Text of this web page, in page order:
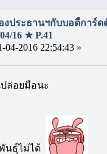
ประธานฯกับบอดี้การ์ด
16 ★ P.41
2016 22:54:43 »
ล่อยมือนะ
นธุ์ไม่ได้